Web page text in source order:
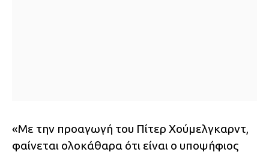
«Με την προαγωγή του Πίτερ Χούμελγκαρντ,
φαίνεται ολοκάθαρα ότι είναι ο υποψήφιος